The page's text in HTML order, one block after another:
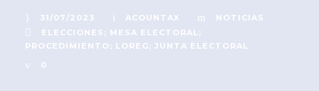
31/07/2023 ACOUNTAX
NOTICIAS
ELECCIONES; MESA ELECTORAL;
PROCEDIMIENTO; LOREG; JUNTA ELECTORAL
0